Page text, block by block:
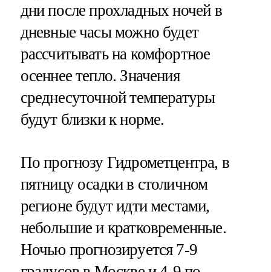
дни после прохладных ночей в
дневные часы можно будет
рассчитывать на комфортное
осеннее тепло. Значения
среднесуточной температуры
будут близки к норме.
По прогнозу Гидрометцентра, в
пятницу осадки в столичном
регионе будут идти местами,
небольшие и кратковременные.
Ночью прогнозируется 7-9